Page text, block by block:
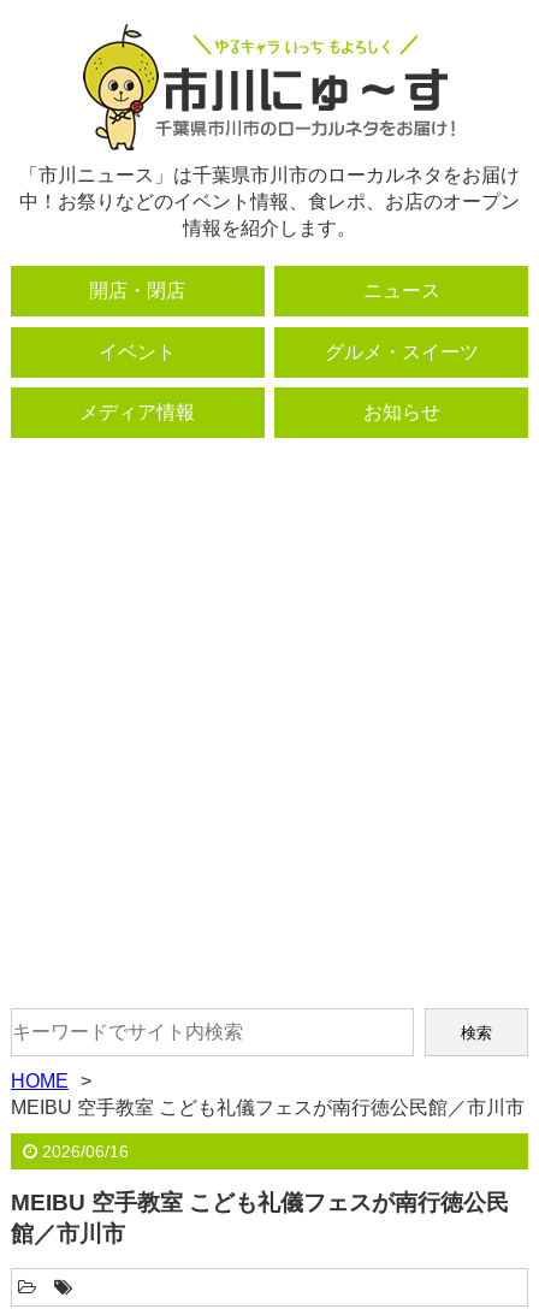
「市川ニュース」は千葉県市川市のローカルネタをお届け
中！お祭りなどのイベント情報、食レポ、お店のオープン
情報を紹介します。
開店・閉店 ニュース
イベント グルメ・スイーツ
メディア情報 お知らせ
HOME
MEIBU 空手教室 こども礼儀フェスが南行徳公民館／市川市
2026/06/16
MEIBU 空手教室 こども礼儀フェスが南行徳公民
館／市川市